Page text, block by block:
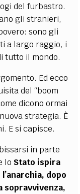
del furbastro.
gli stranieri,
sono gli
a largo raggio, i
tutto il mondo.
Ed ecco
del “boom
dicono ormai
strategia. È
E si capisce.
in parte
lo Stato ispira
l’anarchia, dopo
sopravvivenza,